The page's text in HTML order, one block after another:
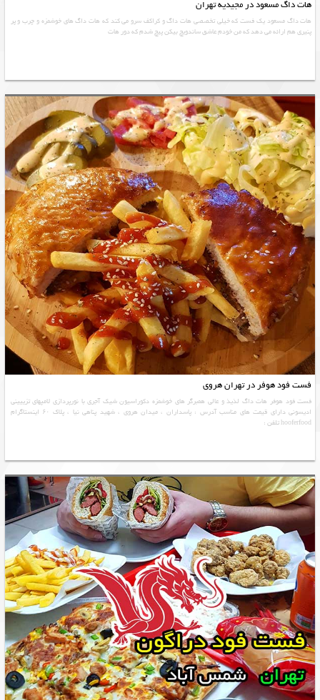
هات داگ مسعود در مجیدیه تهران
هات داگ مسعود یک فست که خیلی تخصصی هات داگ و کراکف سرو می کند که هات داگ های خوشمزه و چرب و پر
پنیری هم ارائه می دهد که من خودم عاشق ساندویچ بیکن پیچ شدم که دور هات
فست فود هوفر در تهران هروی
فست فود هوفر هات داگ لذیذ و عالی همبرگر های خوشمزه دکوراسیون شیک آجری با نورپردازی لامپهای تزییینی
ادیسونی دارای قیمت های مناسب آدرس : پاسداران ، میدان هروی ، شهید پناهی نیا ، پلاک ۶۰ اینستاگرام
hooferfood تلفن :